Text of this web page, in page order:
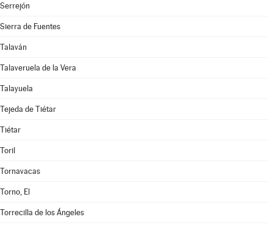
Serrejón
Sierra de Fuentes
Talaván
Talaveruela de la Vera
Talayuela
Tejeda de Tiétar
Tiétar
Toril
Tornavacas
Torno, El
Torrecilla de los Ángeles